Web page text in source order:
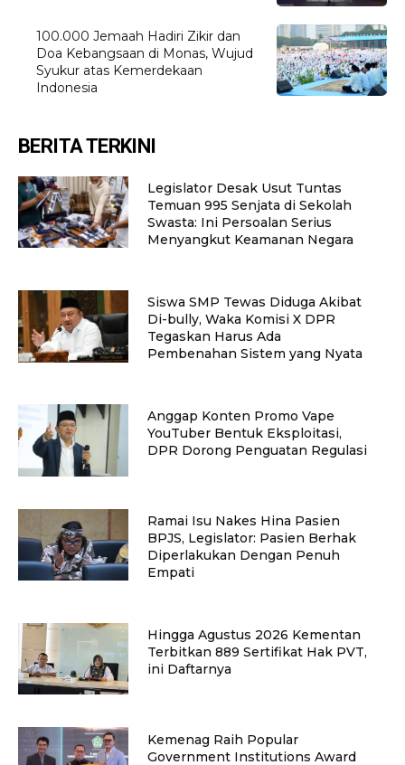
100.000 Jemaah Hadiri Zikir dan
Doa Kebangsaan di Monas, Wujud
Syukur atas Kemerdekaan
Indonesia
BERITA TERKINI
Legislator Desak Usut Tuntas
Temuan 995 Senjata di Sekolah
Swasta: Ini Persoalan Serius
Menyangkut Keamanan Negara
Siswa SMP Tewas Diduga Akibat
Di-bully, Waka Komisi X DPR
Tegaskan Harus Ada
Pembenahan Sistem yang Nyata
Anggap Konten Promo Vape
YouTuber Bentuk Eksploitasi,
DPR Dorong Penguatan Regulasi
Ramai Isu Nakes Hina Pasien
BPJS, Legislator: Pasien Berhak
Diperlakukan Dengan Penuh
Empati
Hingga Agustus 2026 Kementan
Terbitkan 889 Sertifikat Hak PVT,
ini Daftarnya
Kemenag Raih Popular
Government Institutions Award